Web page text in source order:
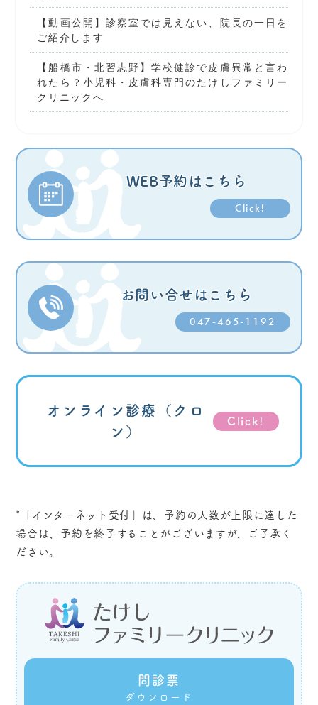
【動画公開】診察室では見えない、院長の一日を
ご紹介します
【船橋市・北習志野】学校健診で皮膚異常と言わ
れたら？小児科・皮膚科専門のたけしファミリー
クリニックへ
WEB予約はこちら
Click!
お問い合せはこちら
047-465-1192
オンライン診療 （クロ
ン）
Click!
*「インターネット受付」 は、予約の人数が上限に達した
場合は、予約を終了することがございますが、ご了承く
ださい。
問診票
ダウンロード